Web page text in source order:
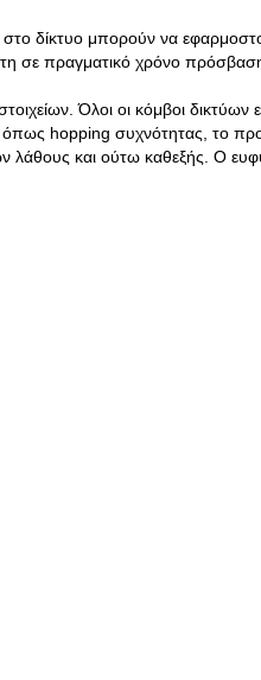
στο δίκτυο μπορούν να
τη σε πραγματικό χρόνο
Όλοι οι κόμβοι δικτύων
όπως hopping συχνότητας, το
λάθους και ούτω καθεξής. Ο